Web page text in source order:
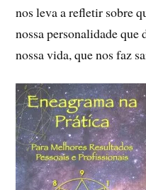
nos leva a refletir sobre
nossa personalidade que
nossa vida, que nos faz